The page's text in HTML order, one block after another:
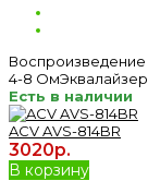
4-8
Есть в наличии
ACV AVS-814BR
3020р.
В корзину